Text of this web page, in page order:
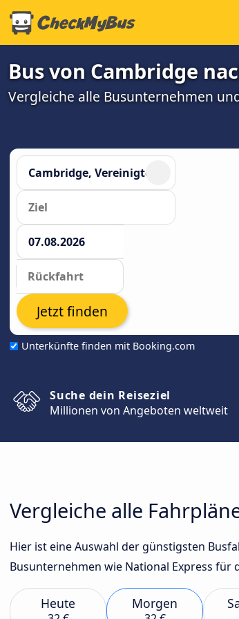
Bus von Cambridge
Vergleiche alle Busunternehmen
Unterkünfte finden mit Booking.com
Jetzt finden
Suche dein Reiseziel
Millionen von Angeboten weltweit
Vergleiche alle
Hier ist eine Auswahl der günstigsten
Busunternehmen wie National Express für
Heute Morgen